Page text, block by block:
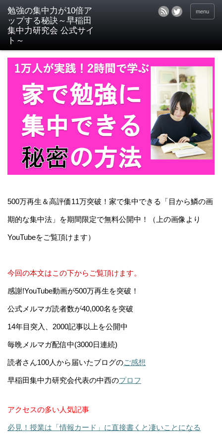
menu
500万再生＆高評価11万突破！家で集中できる「目から鱗の画
期的な集中法」を期間限定で無料公開中！（上の画像より
YouTubeをご覧頂けます）
今回の本文はこの下からご覧頂けます。
感謝!YouTube動画が500万再生を突破！
公式メルマガ読者数が40,000名を突破
14年目突入、2000記事以上を公開中
毎晩メルマガ配信中(3000日連続)
読者さん100人から届いたブログのご感想
早稲田集中力研究会代表の中西のプロフ
アクセスの多い人気記事
必見！授業は「情報カード」に直接書くと凄いことになる